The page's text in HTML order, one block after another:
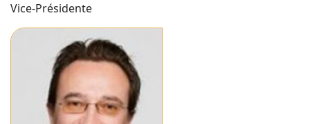
Vice-Présidente